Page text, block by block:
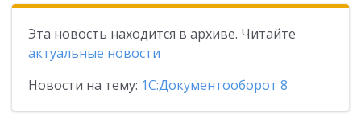
Эта новость находится в архиве. Читайте
актуальные новости
Новости на тему: 1С:Документооборот 8